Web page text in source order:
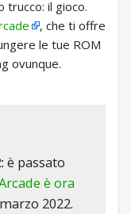
trucco: il gioco.
, che ti offre
le tue ROM
ovunque.
è passato
è ora
2022.